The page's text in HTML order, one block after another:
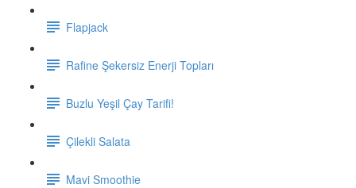
Flapjack
Rafine Şekersiz Enerji Topları
Buzlu Yeşil Çay Tarifi!
Çilekli Salata
Mavi Smoothie